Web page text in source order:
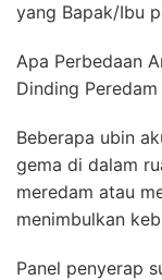
yang Bapak/Ibu
Apa Perbedaan
Dinding Peredam
Beberapa ubin
gema di dalam
meredam atau
menimbulkan
Panel penyerap